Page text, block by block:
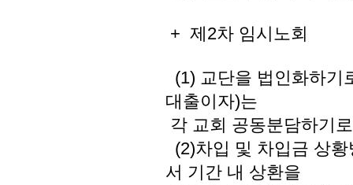
+ 제2차 임시노회
(1) 교단을 법인화하기
대출이자)는
각 교회 공동분담하기
(2)차입 및 차입금 상
서 기간 내 상환을